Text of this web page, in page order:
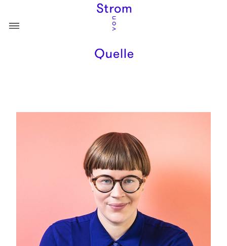
RECHT UND BERATUNG